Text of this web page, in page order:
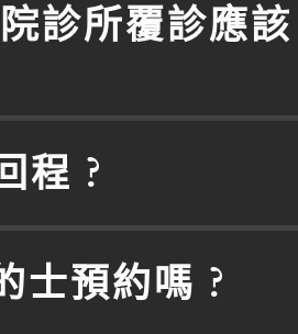
診所覆診應該
程 ?
士預約嗎 ?